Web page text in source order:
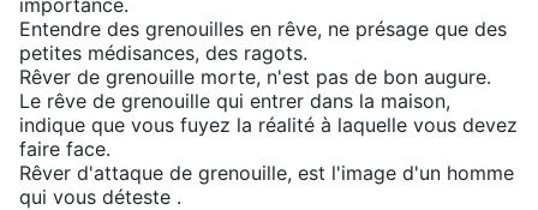
importance.
Entendre des grenouilles en rêve, ne présage que des
petites médisances, des ragots.
Rêver de grenouille morte, n'est pas de bon augure.
Le rêve de grenouille qui entrer dans la maison,
indique que vous fuyez la réalité à laquelle vous devez
faire face.
Rêver d'attaque de grenouille, est l'image d'un homme
qui vous déteste .